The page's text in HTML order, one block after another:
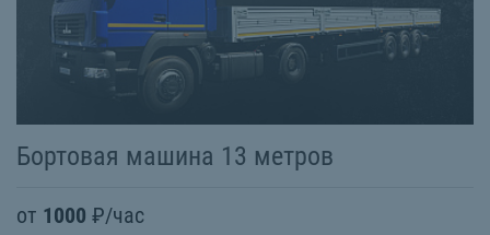
Бортовая машина 13 метров
от 1000 ₽/час